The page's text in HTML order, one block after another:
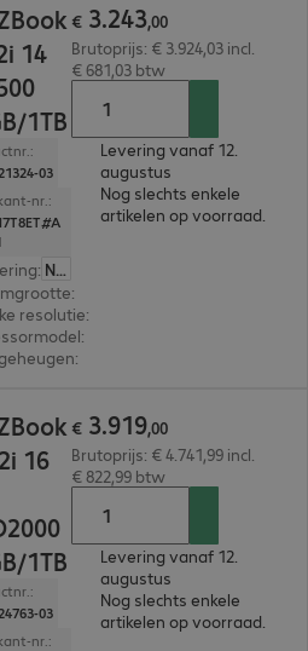
14
1TB
03
nr.:
:
Nederland
:
resolutie:
:
:
€ 3.243,00
Brutoprijs: € 3.924,03 incl.
€ 681,03 btw
Levering vanaf 12.
augustus
Nog slechts enkele
artikelen op voorraad.
16
1TB
03
nr.:
€ 3.919,00
Brutoprijs: € 4.741,99 incl.
€ 822,99 btw
Levering vanaf 12.
augustus
Nog slechts enkele
artikelen op voorraad.